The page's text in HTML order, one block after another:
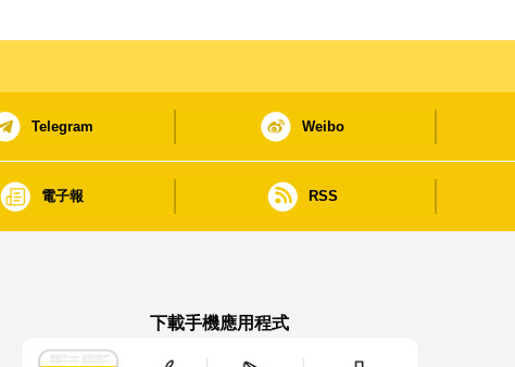
Telegram Weibo
電子報 RSS
下載手機應用程式